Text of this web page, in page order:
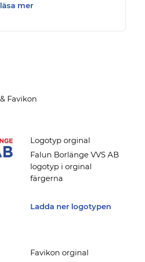
mer
Favikon
Logotyp orginal
Falun Borlänge VVS AB
logotyp i orginal
färgerna
Ladda ner logotypen
Favikon orginal